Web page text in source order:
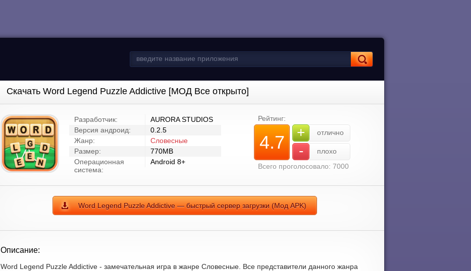
Скачать Word Legend Puzzle Addictive [МОД Все открыто]
Разработчик:
AURORA STUDIOS
Версия андроид:
0.2.5
Жанр:
Словесные
Размер:
770MB
Операционная
система:
Android 8+
Рейтинг:
4.7 + отлично
-
плохо
Всего проголосовало: 7000
Word Legend Puzzle Addictive — быстрый сервер загрузки (Мод APK)
Описание:
Word Legend Puzzle Addictive - замечательная игра в жанре Словесные. Все представители данного жанра